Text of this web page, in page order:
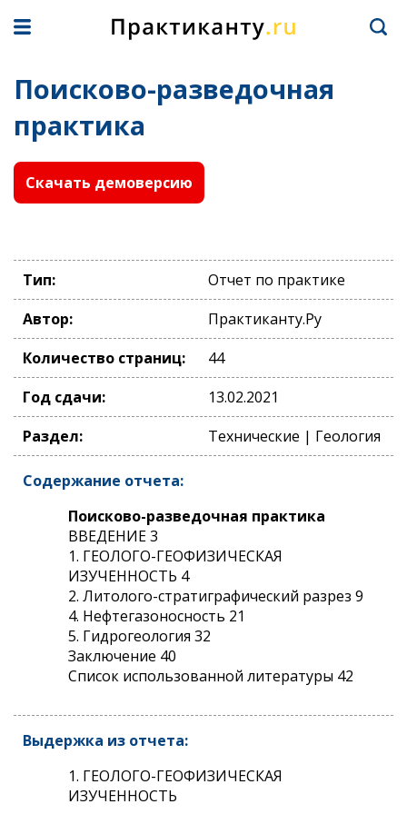
Поисково-разведочная
практика
Скачать демоверсию
Тип:
Отчет по практике
Автор:
Практиканту.Ру
Количество страниц:
44
Год сдачи:
13.02.2021
Раздел:
Технические | Геология
Содержание отчета:
Поисково-разведочная практика
ВВЕДЕНИЕ 3
1. ГЕОЛОГО-ГЕОФИЗИЧЕСКАЯ
ИЗУЧЕННОСТЬ 4
2. Литолого-стратиграфический разрез 9
4. Нефтегазоносность 21
5. Гидрогеология 32
Заключение 40
Список использованной литературы 42
Выдержка из отчета:
1. ГЕОЛОГО-ГЕОФИЗИЧЕСКАЯ
ИЗУЧЕННОСТЬ